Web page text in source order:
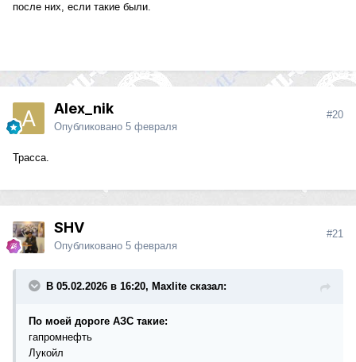
после них, если такие были.
Alex_nik
Опубликовано 5 февраля
#20
Трасса.
SHV
Опубликовано 5 февраля
#21
В 05.02.2026 в 16:20, Maxlite сказал:
По моей дороге АЗС такие:
гапромнефть
Лукойл